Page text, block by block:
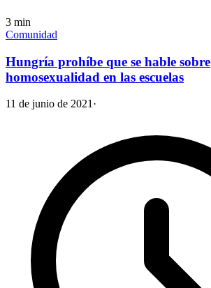
3 min
Comunidad
Hungría prohíbe que se hable sobre
homosexualidad en las escuelas
11 de junio de 2021 ·